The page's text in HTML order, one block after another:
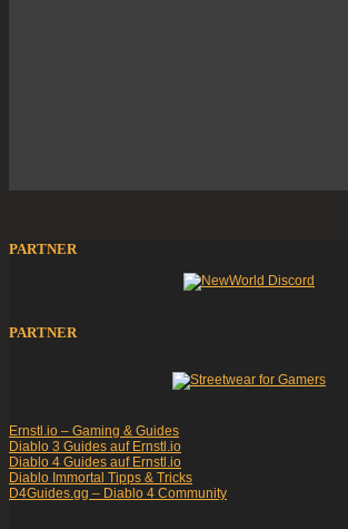
PARTNER
PARTNER
Ernstl.io – Gaming & Guides
Diablo 3 Guides auf Ernstl.io
Diablo 4 Guides auf Ernstl.io
Diablo Immortal Tipps & Tricks
D4Guides.gg – Diablo 4 Community